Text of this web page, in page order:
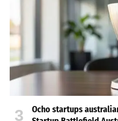
Ocho startups